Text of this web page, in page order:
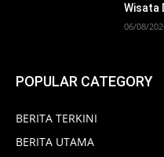
Wisata
06/08/
POPULAR CATEGORY
BERITA TERKINI
BERITA UTAMA